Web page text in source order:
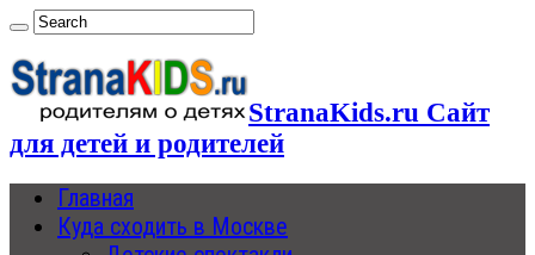
StranaKids.ru Сайт
для детей и родителей
Главная
Куда сходить в Москве